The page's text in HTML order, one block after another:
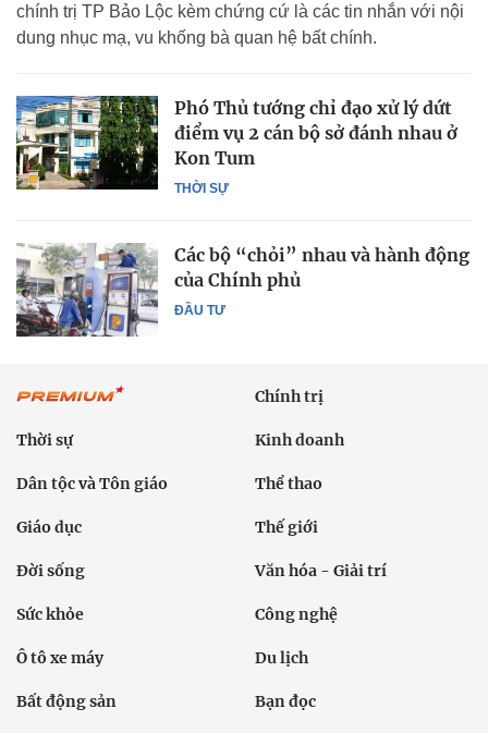
chính trị TP Bảo Lộc kèm chứng cứ là các tin nhắn với nội
dung nhục mạ, vu khống bà quan hệ bất chính.
THỜI SỰ
Phó Thủ tướng chỉ đạo xử lý dứt
điểm vụ 2 cán bộ sở đánh nhau ở
Kon Tum
ĐẦU TƯ
Các bộ “chỏi” nhau và hành động
của Chính phủ
Chính trị
Thời sự Kinh doanh
Dân tộc và Tôn giáo Thể thao
Giáo dục Thế giới
Đời sống Văn hóa - Giải trí
Sức khỏe Công nghệ
Ô tô xe máy Du lịch
Bất động sản Bạn đọc